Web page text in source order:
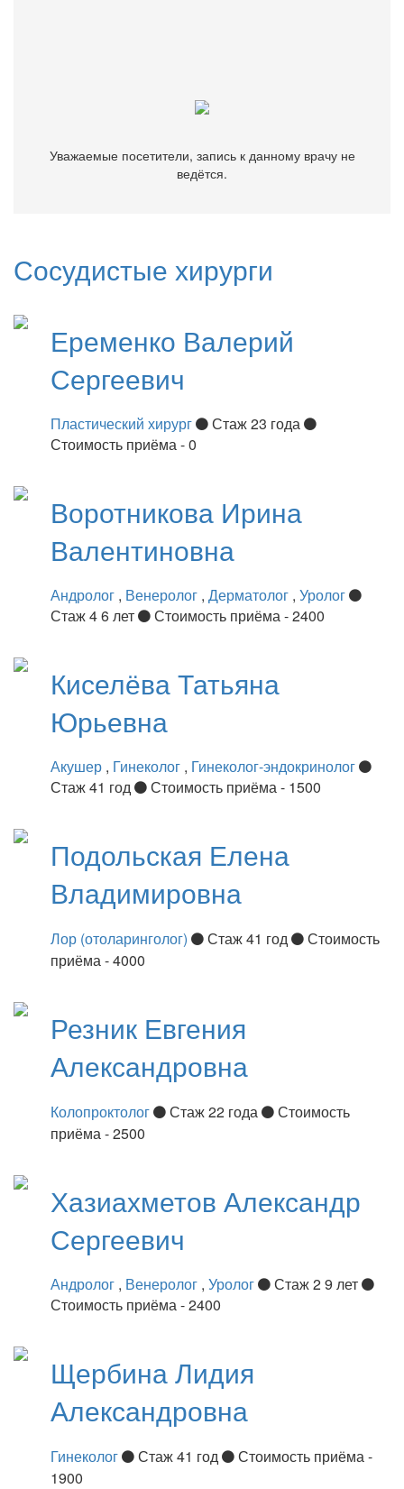
Уважаемые посетители, запись к данному врачу не
ведётся.
Сосудистые хирурги
Еременко Валерий
Сергеевич
Пластический хирург
Стаж 23 года
Стоимость приёма - 0
Воротникова Ирина
Валентиновна
Андролог , Венеролог , Дерматолог , Уролог
Стаж 4 6 лет
Стоимость приёма - 2400
КиселёваТатьяна
Юрьевна
Акушер , Гинеколог , Гинеколог-эндокринолог
Стаж 41 год
Стоимость приёма - 1500
Подольская Елена
Владимировна
Лор (отоларинголог) Стаж 41 год
Стоимость
приёма - 4000
Резник Евгения
Александровна
Колопроктолог Стаж 22 года
Стоимость
приёма - 2500
Хазиахметов Александр
Сергеевич
Андролог , Венеролог , Уролог
Стаж 2 9 лет
Стоимость приёма - 2400
ЩербинаЛидия
Александровна
Гинеколог Стаж 41 год
Стоимость приёма -
1900